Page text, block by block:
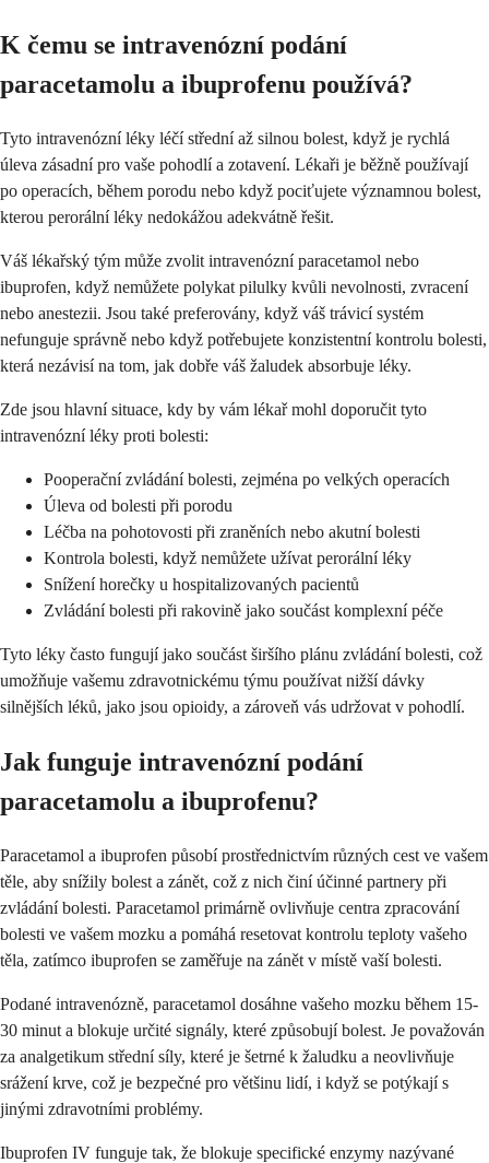
K čemu se intravenózní podání
paracetamolu a ibuprofenu používá?
Tyto intravenózní léky léčí střední až silnou bolest, když je rychlá
úleva zásadní pro vaše pohodlí a zotavení. Lékaři je běžně používají
po operacích, během porodu nebo když pociťujete významnou bolest,
kterou perorální léky nedokážou adekvátně řešit.
Váš lékařský tým může zvolit intravenózní paracetamol nebo
ibuprofen, když nemůžete polykat pilulky kvůli nevolnosti, zvracení
nebo anestezii. Jsou také preferovány, když váš trávicí systém
nefunguje správně nebo když potřebujete konzistentní kontrolu bolesti,
která nezávisí na tom, jak dobře váš žaludek absorbuje léky.
Zde jsou hlavní situace, kdy by vám lékař mohl doporučit tyto
intravenózní léky proti bolesti:
Pooperační zvládání bolesti, zejména po velkých operacích
Úleva od bolesti při porodu
Léčba na pohotovosti při zraněních nebo akutní bolesti
Kontrola bolesti, když nemůžete užívat perorální léky
Snížení horečky u hospitalizovaných pacientů
Zvládání bolesti při rakovině jako součást komplexní péče
Tyto léky často fungují jako součást širšího plánu zvládání bolesti, což
umožňuje vašemu zdravotnickému týmu používat nižší dávky
silnějších léků, jako jsou opioidy, a zároveň vás udržovat v pohodlí.
Jak funguje intravenózní podání
paracetamolu a ibuprofenu?
Paracetamol a ibuprofen působí prostřednictvím různých cest ve vašem
těle, aby snížily bolest a zánět, což z nich činí účinné partnery při
zvládání bolesti. Paracetamol primárně ovlivňuje centra zpracování
bolesti ve vašem mozku a pomáhá resetovat kontrolu teploty vašeho
těla, zatímco ibuprofen se zaměřuje na zánět v místě vaší bolesti.
Podané intravenózně, paracetamol dosáhne vašeho mozku během 15-
30 minut a blokuje určité signály, které způsobují bolest. Je považován
za analgetikum střední síly, které je šetrné k žaludku a neovlivňuje
srážení krve, což je bezpečné pro většinu lidí, i když se potýkají s
jinými zdravotními problémy.
Ibuprofen IV funguje tak, že blokuje specifické enzymy nazývané